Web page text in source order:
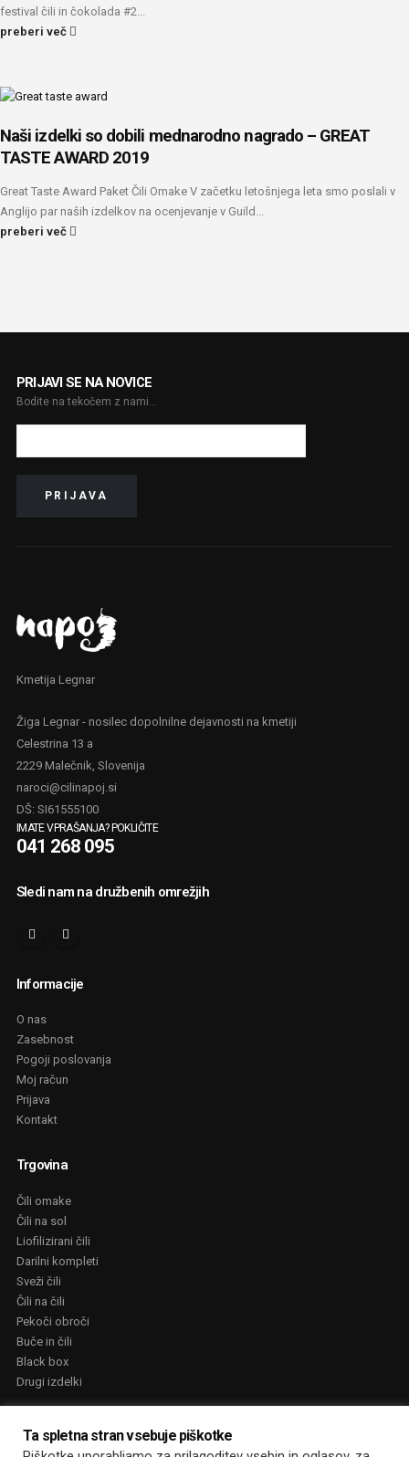
festival čili in čokolada #2...
preberi več
Naši izdelki so dobili mednarodno nagrado – GREAT
TASTE AWARD 2019
Great Taste Award Paket Čili Omake V začetku letošnjega leta smo poslali v
Anglijo par naših izdelkov na ocenjevanje v Guild...
preberi več
PRIJAVI SE NA NOVICE
Bodite na tekočem z nami...
Kmetija Legnar
Žiga Legnar - nosilec dopolnilne dejavnosti na kmetiji
Celestrina 13 a
2229 Malečnik, Slovenija
naroci@cilinapoj.si
DŠ: SI61555100
IMATE VPRAŠANJA? POKLIČITE
041 268 095
Sledi nam na družbenih omrežjih
Informacije
O nas
Zasebnost
Pogoji poslovanja
Moj račun
Prijava
Kontakt
Trgovina
Čili omake
Čili na sol
Liofilizirani čili
Darilni kompleti
Sveži čili
Čili na čili
Pekoči obroči
Buče in čili
Black box
Drugi izdelki
Ta spletna stran vsebuje piškotke